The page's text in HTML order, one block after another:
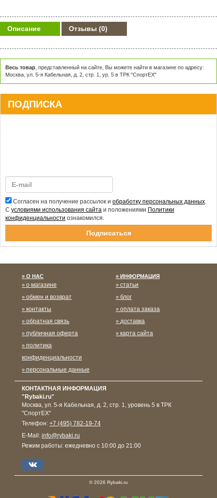
Описание Отзывы (0)
Весь товар , представленный на сайте, Вы можете найти в магазине по адресу:
Москва, ул. 5-я Кабельная, д. 2, стр. 1, ур. 5 в ТРК "СпортЕХ"
ПОДПИСКА
Согласен на получение рассылок и обработку персональных данных
С условиями использования сайта и положениями Политики
конфиденциальности ознакомился.
О НАС
о магазине
обмен и возврат
контакты
обратная связь
публичная оферта
политика
конфиденциальности
персональные данные
ИНФОРМАЦИЯ
статьи
блог
оплата заказа
доставка
карта сайта
КОНТАКТНАЯ ИНФОРМАЦИЯ
"Rybaki.ru"
Москва, ул. 5-я Кабельная, д. 2, стр. 1, уровень 5 в ТРК
"СпортЕХ"
Телефон: +7 (495) 782-19-74
E-Mail: info@rybaki.ru
Режим работы: ежедневно с 10:00 до 21:00
© 2026 Rybaki.ru